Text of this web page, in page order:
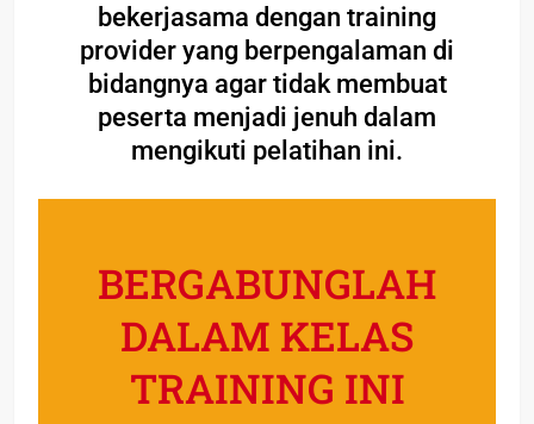
bekerjasama dengan training
provider yang berpengalaman di
bidangnya agar tidak membuat
peserta menjadi jenuh dalam
mengikuti pelatihan ini.
BERGABUNGLAH
DALAM KELAS
TRAINING INI